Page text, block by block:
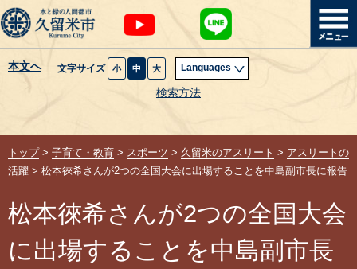
本文へ 文字サイズ 小 中 大 Languages
検索方法
暮らし・届出
健康・医療・福祉
観光魅力・イベント
創業・産業・ビジネス
トップ> 子育て・教育 > スポーツ > 久留米のアスリート > アスリートの
活躍 > 松本徠希さんが2つの全国大会に出場することを中島副市長に報告
松本徠希さんが2つの全国大会
に出場することを中島副市長